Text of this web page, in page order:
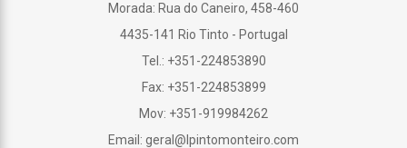
Morada: Rua do Caneiro, 458-460
4435-141 Rio Tinto - Portugal
Tel.: +351-224853890
Fax: +351-224853899
Mov: +351-919984262
Email: geral@lpintomonteiro.com